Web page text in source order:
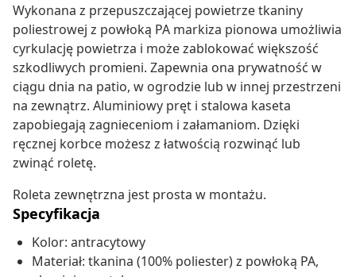
Wykonana z przepuszczającej powietrze tkaniny
poliestrowej z powłoką PA markiza pionowa umożliwia
cyrkulację powietrza i może zablokować większość
szkodliwych promieni. Zapewnia ona prywatność w
ciągu dnia na patio, w ogrodzie lub w innej przestrzeni
na zewnątrz. Aluminiowy pręt i stalowa kaseta
zapobiegają zagnieceniom i załamaniom. Dzięki
ręcznej korbce możesz z łatwością rozwinąć lub
zwinąć roletę.
Roleta zewnętrzna jest prosta w montażu.
Specyfikacja
Kolor: antracytowy
Materiał: tkanina (100% poliester) z powłoką PA,